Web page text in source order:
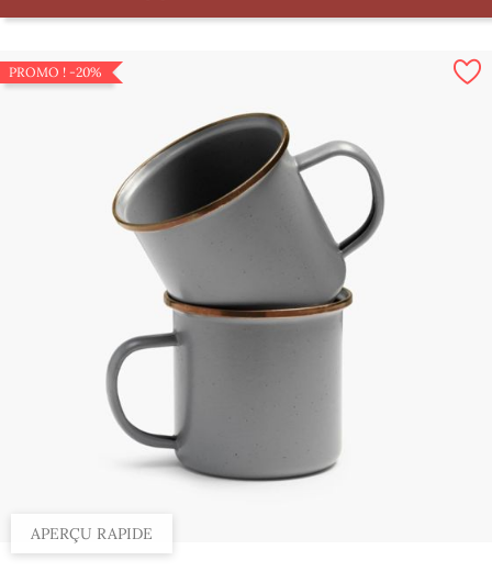
APERÇU RAPIDE
PROMO ! -20%